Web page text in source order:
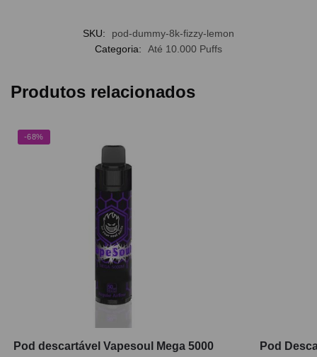
SKU:
pod-dummy-8k-fizzy-lemon
Categoria:
Até 10.000 Puffs
Produtos relacionados
-68%
Pod descartável Vapesoul Mega 5000
Pod